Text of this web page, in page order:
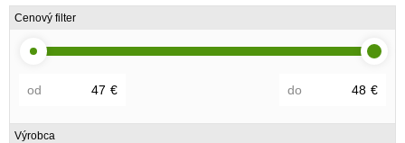
Cenový filter
od € do €
Výrobca